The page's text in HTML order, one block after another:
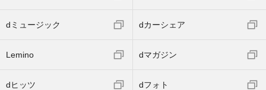
dミュージック dカーシェア
Lemino dマガジン
dヒッツ dフォト